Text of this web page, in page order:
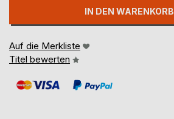
IN DEN WARENKORB
Auf die Merkliste
Titel bewerten